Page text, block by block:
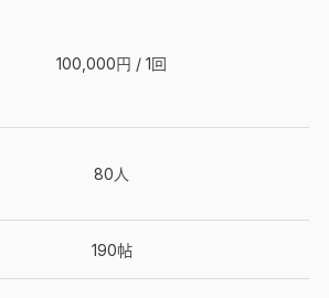
100,000円 / 1回
80人
190帖